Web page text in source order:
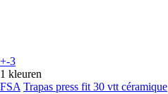
+-3
1 kleuren
FSA Trapas press fit 30 vtt céramique